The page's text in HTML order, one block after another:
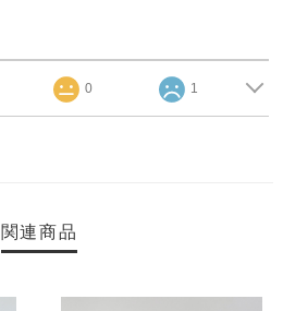
0 1
関連商品